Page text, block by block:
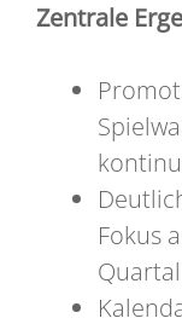
Zentrale
Fokus
Quartal